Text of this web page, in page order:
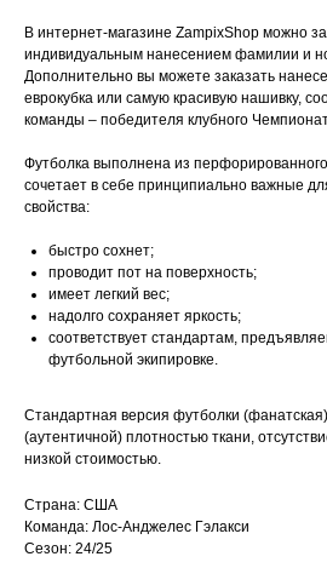
В интернет-магазине ZampixShop можно
индивидуальным нанесением фамилии и
Дополнительно вы можете заказать
еврокубка или самую красивую нашивку,
команды – победителя клубного
Футболка выполнена из
сочетает в себе принципиально важные
свойства:
быстро сохнет;
проводит пот на поверхность;
имеет легкий вес;
надолго сохраняет яркость;
соответствует стандартам,
футбольной экипировке.
Стандартная версия футболки
(аутентичной) плотностью ткани,
низкой стоимостью.
Страна: США
Команда: Лос-Анджелес Гэлакси
Сезон: 24/25